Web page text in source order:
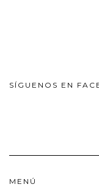
SÍGUENOS EN
MENÚ